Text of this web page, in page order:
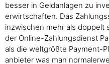
besser in Geldanlagen zu
erwirtschaften. Das
inzwischen mehr als doppelt
der Online-Zahlungsdienst
als die weltgrößte Payment-
anbieter was man